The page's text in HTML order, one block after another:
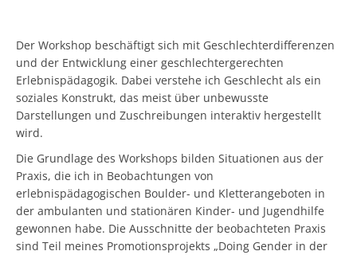
Der Workshop beschäftigt sich mit Geschlechterdifferenzen
und der Entwicklung einer geschlechtergerechten
Erlebnispädagogik. Dabei verstehe ich Geschlecht als ein
soziales Konstrukt, das meist über unbewusste
Darstellungen und Zuschreibungen interaktiv hergestellt
wird.
Die Grundlage des Workshops bilden Situationen aus der
Praxis, die ich in Beobachtungen von
erlebnispädagogischen Boulder- und Kletterangeboten in
der ambulanten und stationären Kinder- und Jugendhilfe
gewonnen habe. Die Ausschnitte der beobachteten Praxis
sind Teil meines Promotionsprojekts „Doing Gender in der